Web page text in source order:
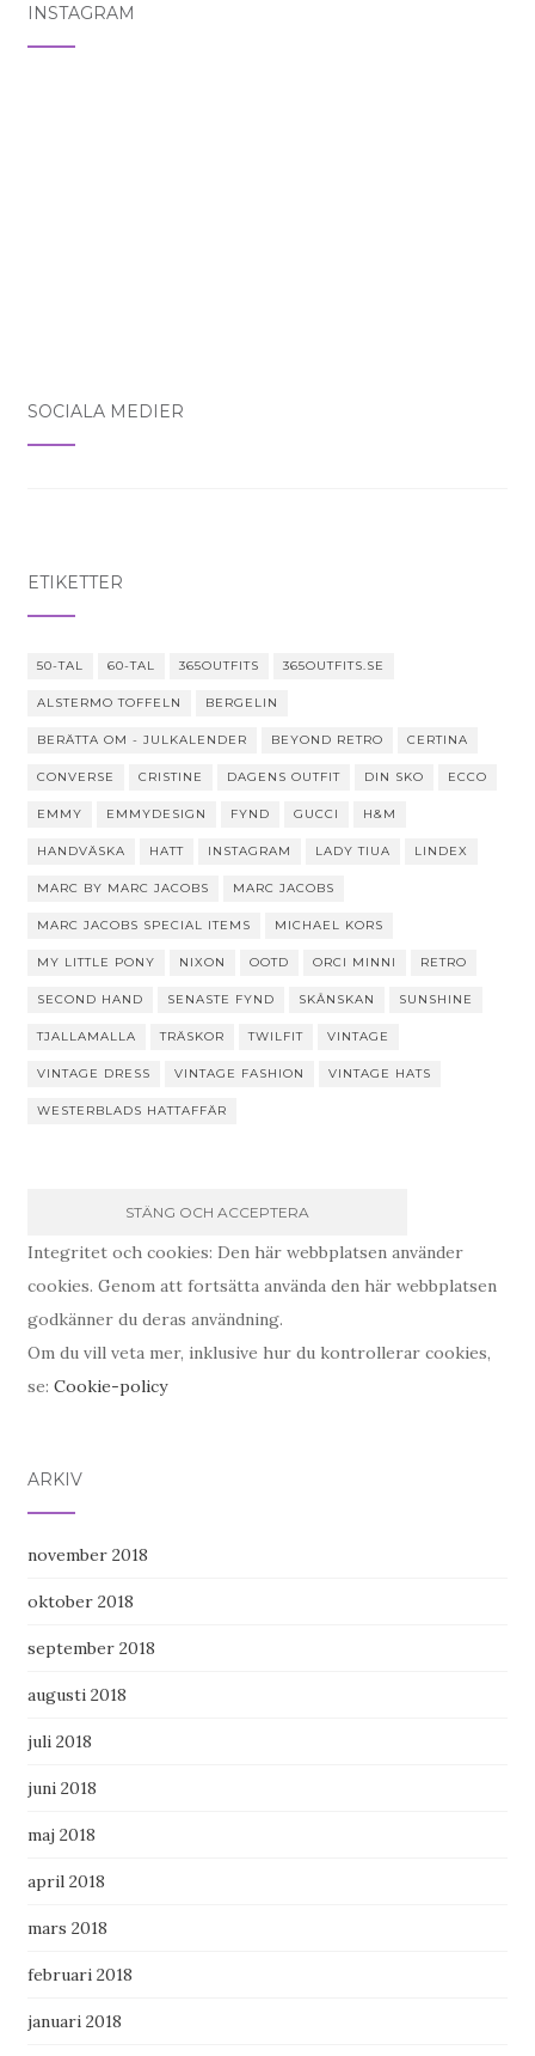
INSTAGRAM
SOCIALA MEDIER
ETIKETTER
50-TAL 60-TAL 365OUTFITS 365OUTFITS.SE
ALSTERMO TOFFELN BERGELIN
BERÄTTA OM - JULKALENDER BEYOND RETRO CERTINA
CONVERSE CRISTINE DAGENS OUTFIT DIN SKO ECCO
EMMY EMMYDESIGN FYND GUCCI H&M
HANDVÄSKA HATT INSTAGRAM LADY TIUA LINDEX
MARC BY MARC JACOBS MARC JACOBS
MARC JACOBS SPECIAL ITEMS MICHAEL KORS
MY LITTLE PONY NIXON OOTD ORCI MINNI RETRO
SECOND HAND SENASTE FYND SKÅNSKAN SUNSHINE
TJALLAMALLA TRÄSKOR TWILFIT VINTAGE
VINTAGE DRESS VINTAGE FASHION VINTAGE HATS
WESTERBLADS HATTAFFÄR
Integritet och cookies: Den här webbplatsen använder
cookies. Genom att fortsätta använda den här webbplatsen
godkänner du deras användning.
Om du vill veta mer, inklusive hur du kontrollerar cookies,
se: Cookie-policy
ARKIV
november 2018
oktober 2018
september 2018
augusti 2018
juli 2018
juni 2018
maj 2018
april 2018
mars 2018
februari 2018
januari 2018